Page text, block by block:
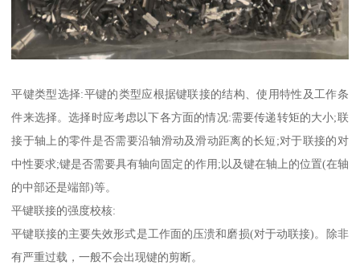
平键类型选择:平键的类型应根据键联接的结构、使用特性及工作条
件来选择。选择时应考虑以下各方面的情况:需要传递转矩的大小;联
接于轴上的零件是否需要沿轴滑动及滑动距离的长短;对于联接的对
中性要求;键是否需要具有轴向固定的作用;以及键在轴上的位置(在轴
的中部还是端部)等。
平键联接的强度校核:
平键联接的主要失效形式是工作面的压溃和磨损(对于动联接)。除非
有严重过载，一般不会出现键的剪断。